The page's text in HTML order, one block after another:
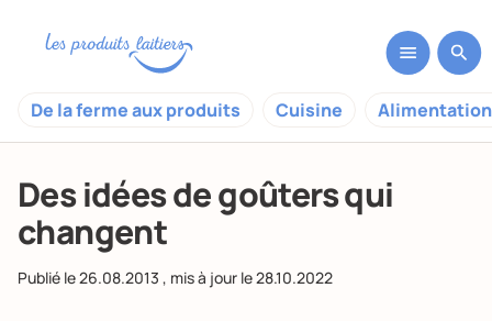
De la ferme aux produits Cuisine
Des idées de goûters qui
changent
Publié le26.08.2013 , mis à jour le28.10.2022